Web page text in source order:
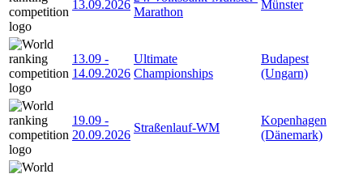
13.09.2026
Marathon
Münster
13.09 -
14.09.2026
Ultimate
Championships
Budapest
(Ungarn)
19.09 -
20.09.2026
Straßenlauf-WM
Kopenhagen
(Dänemark)